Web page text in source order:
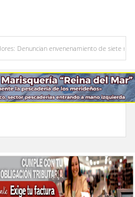
de siete mascotas en El